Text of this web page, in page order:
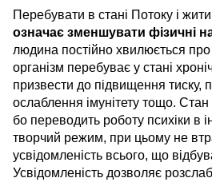
Перебувати в стані Потоку і
означає зменшувати фізичні
людина постійно хвилюється
організм перебуває у стані
призвести до підвищення тиску,
ослаблення імунітету тощо.
бо переводить роботу психіки в
творчий режим, при цьому не
усвідомленість всього, що
Усвідомленість дозволяє